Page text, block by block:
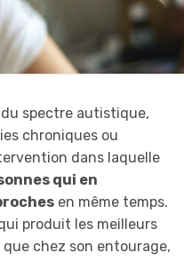
spectre autistique,
chroniques ou
dans laquelle
qui en
en même temps.
produit les meilleurs
chez son entourage,